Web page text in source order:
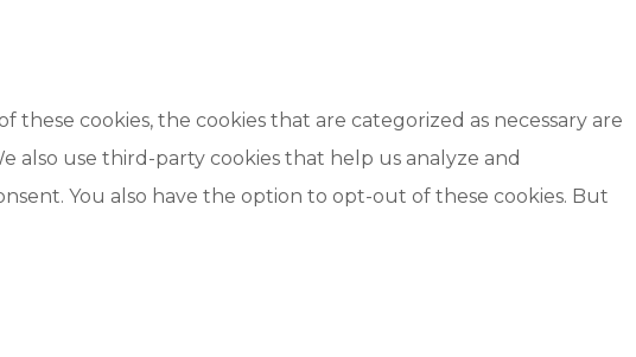
cookies, the cookies that are categorized as necessary are
also use third-party cookies that help us analyze and
You also have the option to opt-out of these cookies. But